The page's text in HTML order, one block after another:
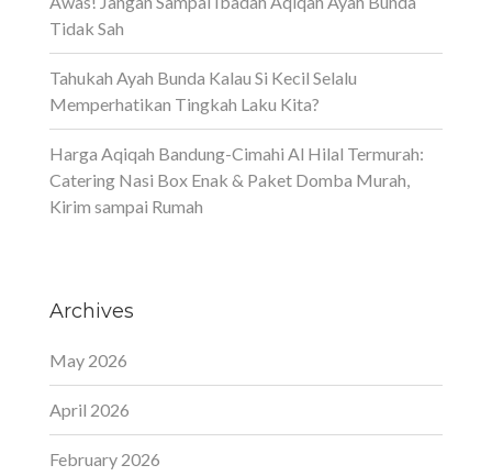
Tidak Sah
Tahukah Ayah Bunda Kalau Si Kecil Selalu
Memperhatikan Tingkah Laku Kita?
Harga Aqiqah Bandung-Cimahi Al Hilal Termurah:
Catering Nasi Box Enak & Paket Domba Murah,
Kirim sampai Rumah
Archives
May 2026
April 2026
February 2026